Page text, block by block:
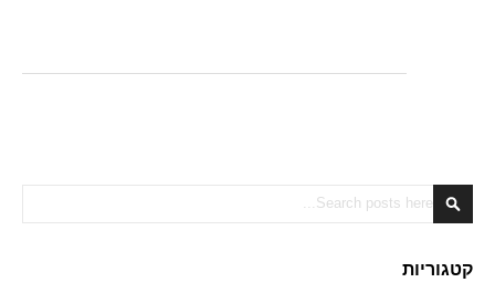
Search
Search
קטגוריות